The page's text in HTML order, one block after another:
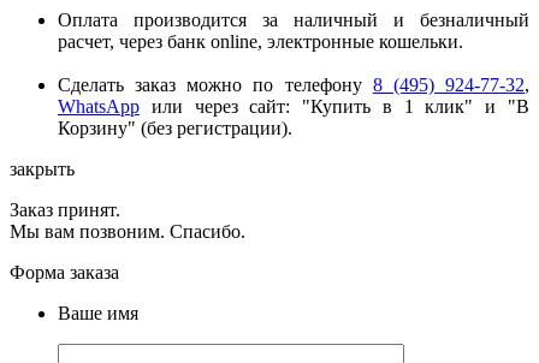
Оплата производится за наличный и безналичный
расчет, через банк online, электронные кошельки.
Сделать заказ можно по телефону 8 (495) 924-77-32,
WhatsApp или через сайт: "Купить в 1 клик" и "В
Корзину" (без регистрации).
закрыть
Заказ принят.
Мы вам позвоним. Спасибо.
Форма заказа
Ваше имя